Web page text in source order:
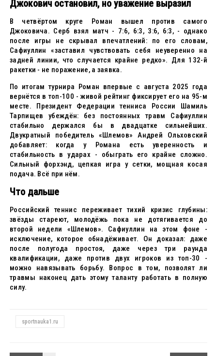
Джокович остановил, но уважение выразил
В четвёртом круге Роман вышел против самого
Джоковича. Серб взял матч - 7:6, 6:3, 3:6, 6:3, - однако
после игры не скрывал впечатлений: по его словам,
Сафиуллин «заставил чувствовать себя неуверенно на
задней линии, что случается крайне редко». Для 132-й
ракетки - не поражение, а заявка.
По итогам турнира Роман впервые с августа 2025 года
вернётся в топ-100 - живой рейтинг фиксирует его на 95-м
месте. Президент Федерации тенниса России Шамиль
Тарпищев убеждён: без постоянных травм Сафиуллин
стабильно держался бы в двадцатке сильнейших.
Двукратный победитель «Шлемов» Андрей Ольховский
добавляет: когда у Романа есть уверенность и
стабильность в ударах - обыграть его крайне сложно.
Сильный форхэнд, цепкая игра у сетки, мощная косая
подача. Всё при нём.
Что дальше
Российский теннис переживает тихий кризис глубины:
звёзды стареют, молодёжь пока не дотягивается до
второй недели «Шлемов». Сафиуллин на этом фоне -
исключение, которое обнадёживает. Он доказал: даже
после полугода простоя, даже через три раунда
квалификации, даже против двух игроков из топ-30 -
можно навязывать борьбу. Вопрос в том, позволят ли
травмы наконец дать этому таланту работать в полную
силу.
sportnauka1.ru